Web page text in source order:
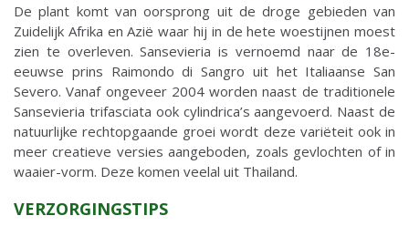
De plant komt van oorsprong uit de droge gebieden van
Zuidelijk Afrika en Azië waar hij in de hete woestijnen moest
zien te overleven. Sansevieria is vernoemd naar de 18e-
eeuwse prins Raimondo di Sangro uit het Italiaanse San
Severo. Vanaf ongeveer 2004 worden naast de traditionele
Sansevieria trifasciata ook cylindrica’s aangevoerd. Naast de
natuurlijke rechtopgaande groei wordt deze variëteit ook in
meer creatieve versies aangeboden, zoals gevlochten of in
waaier-vorm. Deze komen veelal uit Thailand.
VERZORGINGSTIPS